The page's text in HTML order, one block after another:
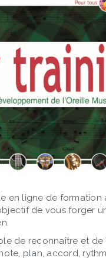
en ligne de formation
de vous forger
de reconnaître et de
plan, accord,